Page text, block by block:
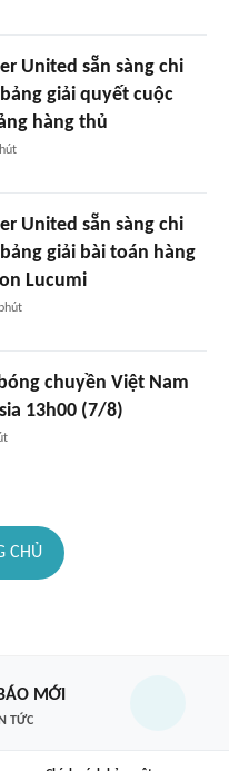
United sẵn sàng chi
giải quyết cuộc
hàng thủ
United sẵn sàng chi
giải bài toán hàng
Lucumi
chuyền Việt Nam
13h00 (7/8)
CHỦ
MỚI
TỨC